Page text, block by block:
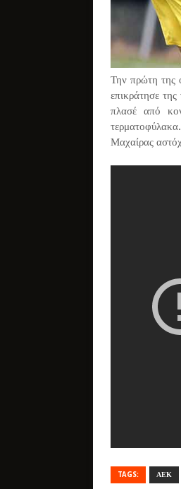
Την πρώτη της
επικράτησε
πλασέ από
Μαχαίρας
TAGS: ΑΕΚ